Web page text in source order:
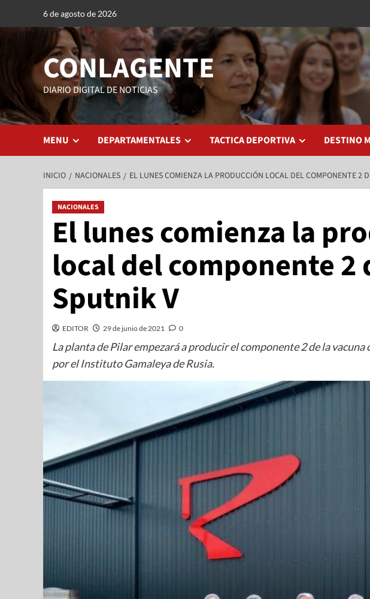
6 de agosto de 2026
CONLAGENTE
DIARIO DIGITAL DE NOTICIAS
MENU DEPARTAMENTALES TACTICA DEPORTIVA DESTINO
INICIO NACIONALES EL LUNES COMIENZA LA PRODUCCIÓN LOCAL DEL COMPONENTE 2
NACIONALES
El lunes comienza la
local del componente 2
Sputnik V
EDITOR 29 de junio de 2021 0
La planta de Pilar empezará a producir el componente 2 de la
por el Instituto Gamaleya de Rusia.